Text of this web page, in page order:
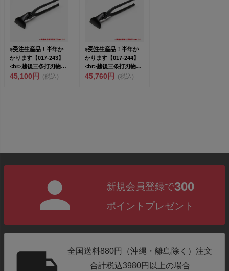
※受注生産品！半年か
かります【017-243】
<br>越後三条打刃物
東...
45,100円 (税込)
※受注生産品！半年か
かります【017-244】
<br>越後三条打刃物
東...
45,760円 (税込)
新規会員登録で300
ポイントプレゼント
全国送料880円（沖縄・離島除く）注文
合計税込3980円以上の場合